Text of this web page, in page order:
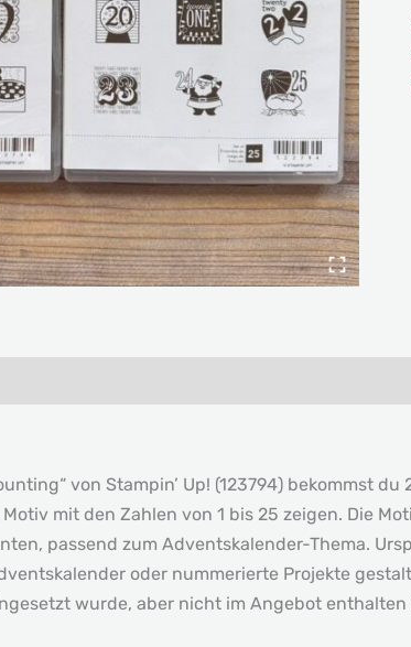
von Stampin’ Up! (123794) bekommst
mit den Zahlen von 1 bis 25 zeigen. Die
passend zum Adventskalender-Thema.
oder nummerierte Projekte
wurde, aber nicht im Angebot enthalten